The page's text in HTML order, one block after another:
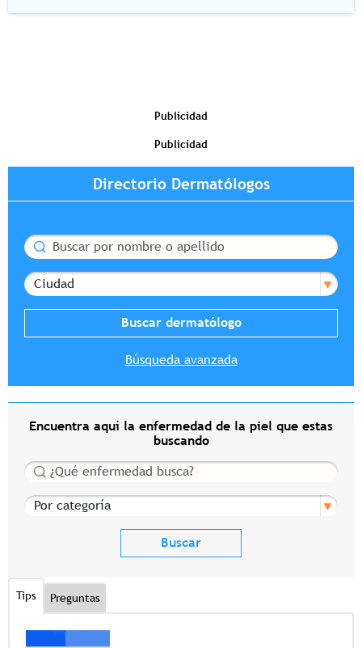
Publicidad
Publicidad
Directorio Dermatólogos
Buscar
Ciudad
Búsqueda avanzada
Encuentra aquí la enfermedad de la piel que estas
buscando
Buscar
Por categoría
Tips Preguntas